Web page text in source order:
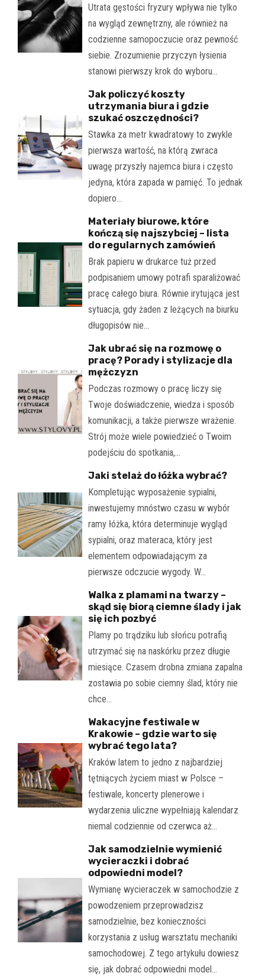
Utrata gęstości fryzury wpływa nie tylko
na wygląd zewnętrzny, ale również na
codzienne samopoczucie oraz pewność
siebie. Zrozumienie przyczyn łysienia
stanowi pierwszy krok do wyboru…
Jak policzyć koszty
utrzymania biura i gdzie
szukać oszczędności?
Stawka za metr kwadratowy to zwykle
pierwsza wartość, na którą zwraca
uwagę przyszły najemca biura i często
jedyna, która zapada w pamięć. To jednak
dopiero…
Materiały biurowe, które
kończą się najszybciej – lista
do regularnych zamówień
Brak papieru w drukarce tuż przed
podpisaniem umowy potrafi sparaliżować
pracę całego biura. Równie irytująca jest
sytuacja, gdy żaden z leżących na biurku
długopisów nie…
Jak ubrać się na rozmowę o
pracę? Porady i stylizacje dla
mężczyzn
Podczas rozmowy o pracę liczy się
Twoje doświadczenie, wiedza i sposób
komunikacji, a także pierwsze wrażenie.
Strój może wiele powiedzieć o Twoim
podejściu do spotkania,…
Jaki stelaż do łóżka wybrać?
Kompletując wyposażenie sypialni,
inwestujemy mnóstwo czasu w wybór
ramy łóżka, która determinuje wygląd
sypialni, oraz materaca, który jest
elementem odpowiadającym za
pierwsze odczucie wygody. W…
Walka z plamami na twarzy –
skąd się biorą ciemne ślady i jak
się ich pozbyć
Plamy po trądziku lub słońcu potrafią
utrzymać się na naskórku przez długie
miesiące. Czasem drobna zmiana zapalna
zostawia po sobie ciemny ślad, który nie
chce…
Wakacyjne festiwale w
Krakowie – gdzie warto się
wybrać tego lata?
Kraków latem to jedno z najbardziej
tętniących życiem miast w Polsce –
festiwale, koncerty plenerowe i
wydarzenia uliczne wypełniają kalendarz
niemal codziennie od czerwca aż…
Jak samodzielnie wymienić
wycieraczki i dobrać
odpowiedni model?
Wymianę wycieraczek w samochodzie z
powodzeniem przeprowadzisz
samodzielnie, bez konieczności
korzystania z usług warsztatu mechaniki
samochodowej. Z tego artykułu dowiesz
się, jak dobrać odpowiedni model…